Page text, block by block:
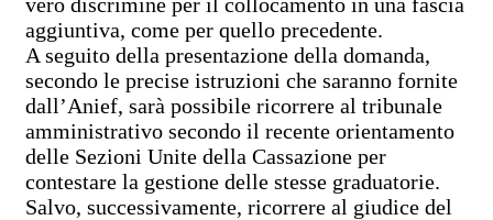
aggiuntiva, come per quello precedente.
A seguito della presentazione della domanda,
secondo le precise istruzioni che saranno fornite
dall’Anief, sarà possibile ricorrere al tribunale
amministrativo secondo il recente orientamento
delle Sezioni Unite della Cassazione per
contestare la gestione delle stesse graduatorie.
Salvo, successivamente, ricorrere al giudice del